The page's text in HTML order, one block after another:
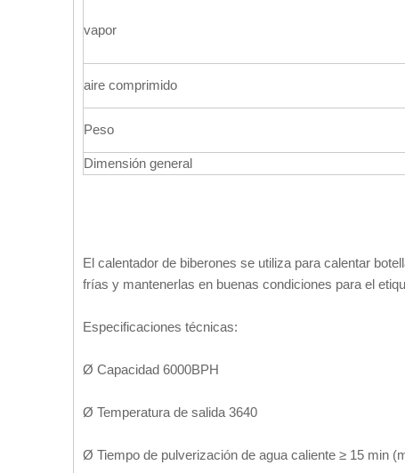
vapor
aire comprimido
Peso
Dimensión general
El calentador de biberones se utiliza para calentar
frías y mantenerlas en buenas condiciones para el
Especificaciones técnicas:
Ø Capacidad 6000BPH
Ø Temperatura de salida 3640
Ø Tiempo de pulverización de agua caliente ≥ 15 min